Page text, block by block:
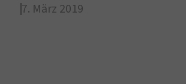
7. März 2019